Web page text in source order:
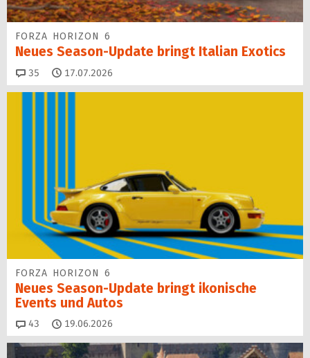
FORZA HORIZON 6
Neues Season-Update bringt Italian Exotics
35 Kommentare
17.07.2026
FORZA HORIZON 6
Neues Season-Update bringt ikonische
Events und Autos
43 Kommentare
19.06.2026